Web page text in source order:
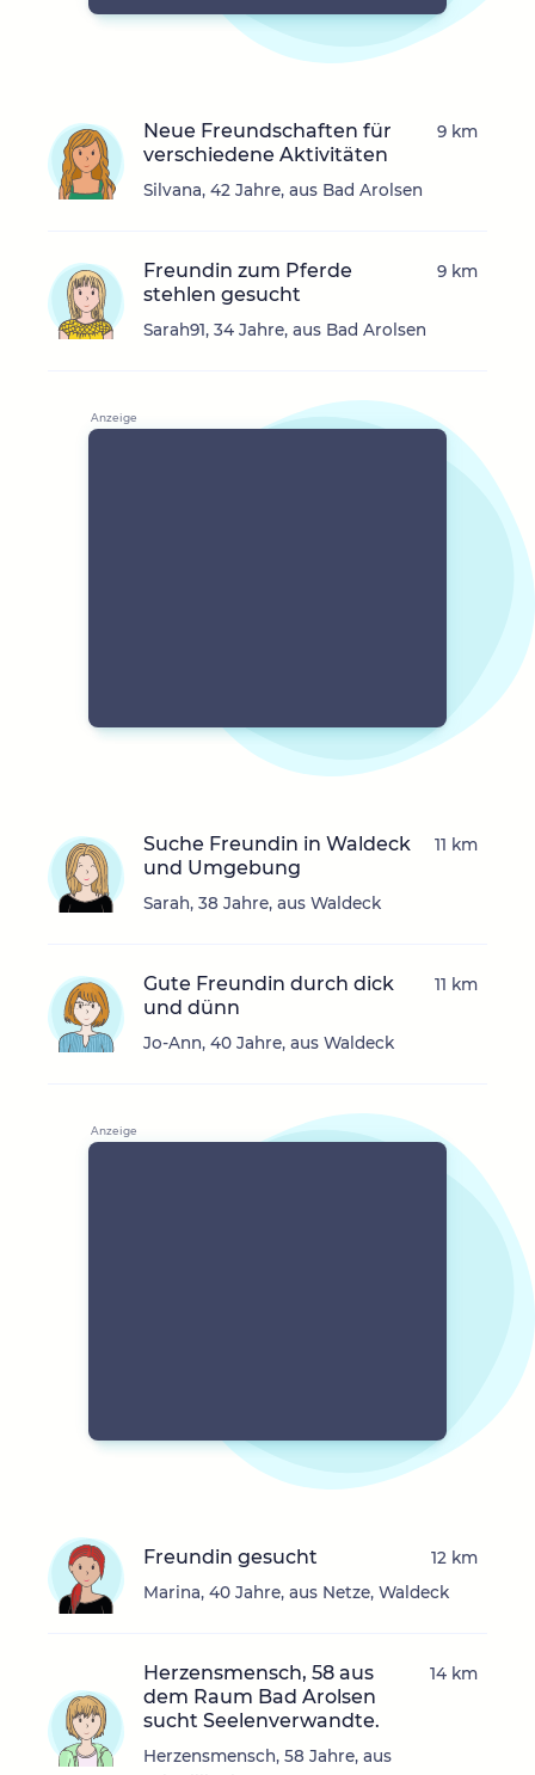
Neue Freundschaften für
verschiedene Aktivitäten
Silvana, 42 Jahre, aus Bad Arolsen
9 km
Freundin zum Pferde
stehlen gesucht
Sarah91, 34 Jahre, aus Bad Arolsen
9 km
Suche Freundin in Waldeck
und Umgebung
Sarah, 38 Jahre, aus Waldeck
11 km
Gute Freundin durch dick
und dünn
Jo-Ann, 40 Jahre, aus Waldeck
11 km
Freundin gesucht
Marina, 40 Jahre, aus Netze, Waldeck
12 km
Herzensmensch, 58 aus
dem Raum Bad Arolsen
sucht Seelenverwandte.
Herzensmensch, 58 Jahre, aus
14 km